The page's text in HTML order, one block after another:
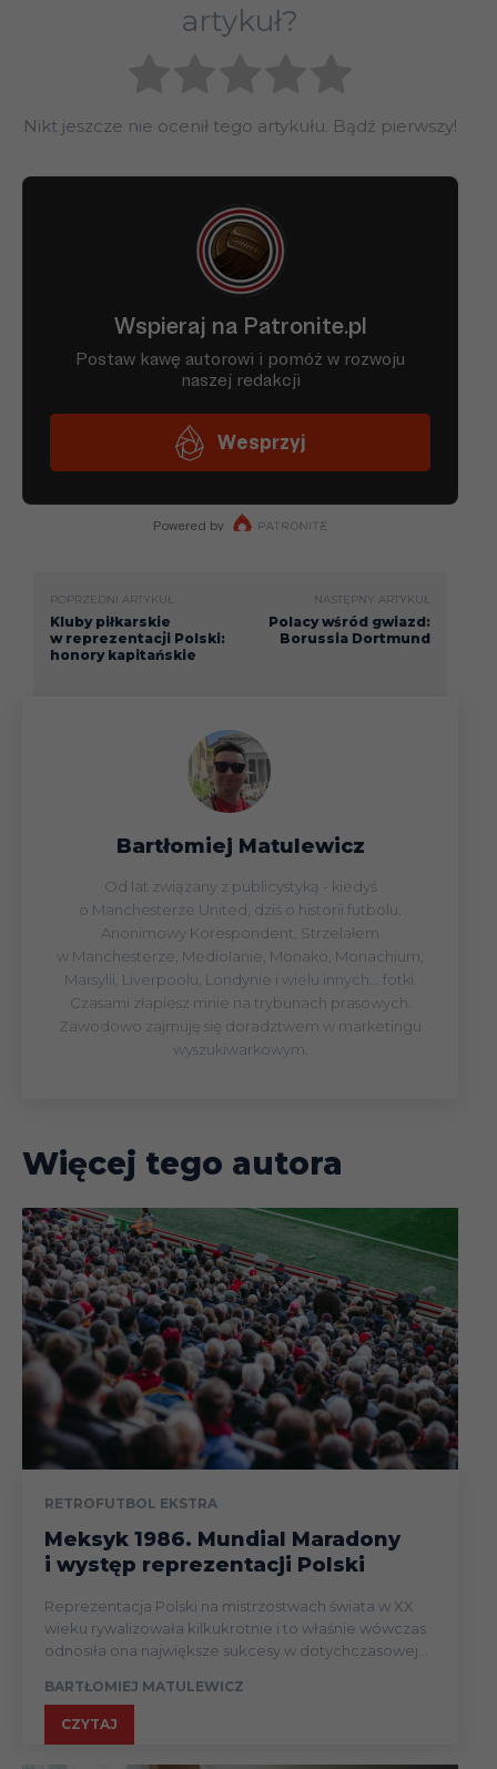
artykuł?
Nikt jeszcze nie ocenił tego artykułu. Bądź pierwszy!
POPRZEDNI ARTYKUŁ
Kluby piłkarskie
w reprezentacji Polski:
honory kapitańskie
NASTĘPNY ARTYKUŁ
Polacy wśród gwiazd:
Borussia Dortmund
Bartłomiej Matulewicz
Od lat związany z publicystyką - kiedyś
o Manchesterze United, dziś o historii futbolu.
Anonimowy Korespondent. Strzelałem
w Manchesterze, Mediolanie, Monako, Monachium,
Marsylii, Liverpoolu, Londynie i wielu innych... fotki.
Czasami złapiesz mnie na trybunach prasowych.
Zawodowo zajmuję się doradztwem w marketingu
wyszukiwarkowym.
Więcej tego autora
RETROFUTBOL EKSTRA
Meksyk 1986. Mundial Maradony
i występ reprezentacji Polski
Reprezentacja Polski na mistrzostwach świata w XX
wieku rywalizowała kilkukrotnie i to właśnie wówczas
odnosiła ona największe sukcesy w dotychczasowej...
BARTŁOMIEJ MATULEWICZ
CZYTAJ